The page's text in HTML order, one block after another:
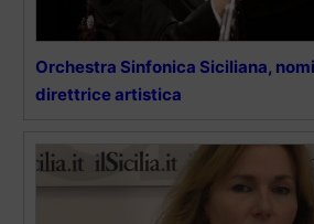
Orchestra Sinfonica Siciliana,
direttrice artistica